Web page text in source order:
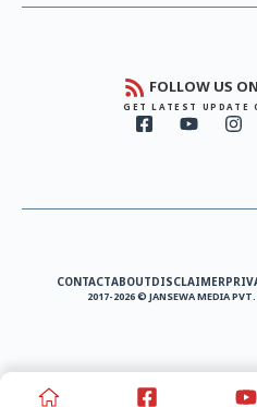
FOLLOW US
GET LATEST UPDATE
CONTACTABOUTDISCLAIMER
2017-2026 © JANSEWA MEDIA